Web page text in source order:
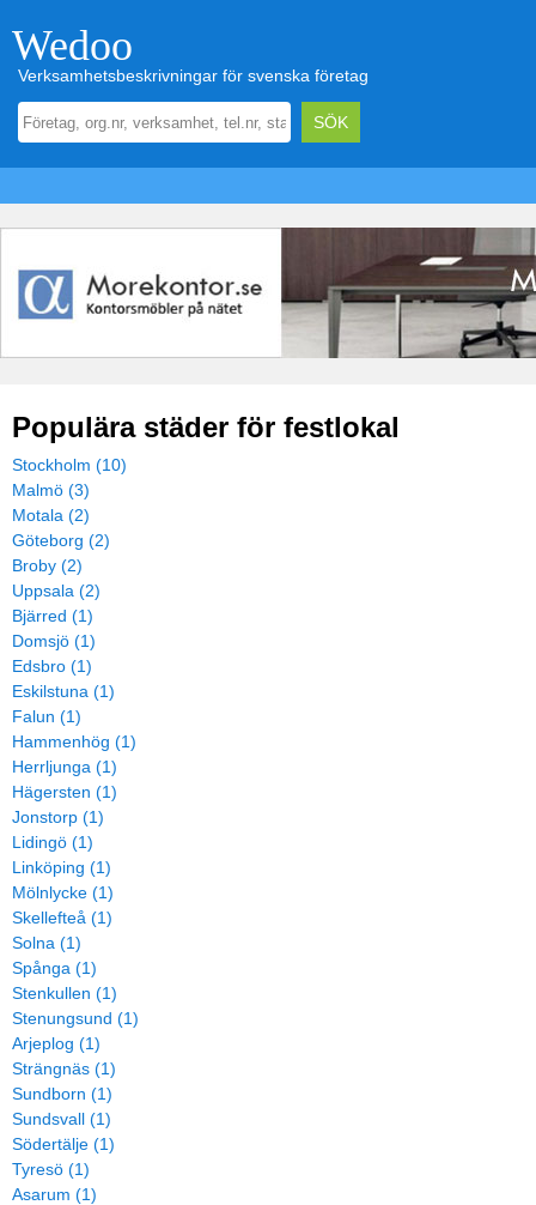
Wedoo
Verksamhetsbeskrivningar för svenska företag
Populära städer för festlokal
Stockholm (10)
Malmö (3)
Motala (2)
Göteborg (2)
Broby (2)
Uppsala (2)
Bjärred (1)
Domsjö (1)
Edsbro (1)
Eskilstuna (1)
Falun (1)
Hammenhög (1)
Herrljunga (1)
Hägersten (1)
Jonstorp (1)
Lidingö (1)
Linköping (1)
Mölnlycke (1)
Skellefteå (1)
Solna (1)
Spånga (1)
Stenkullen (1)
Stenungsund (1)
Arjeplog (1)
Strängnäs (1)
Sundborn (1)
Sundsvall (1)
Södertälje (1)
Tyresö (1)
Asarum (1)